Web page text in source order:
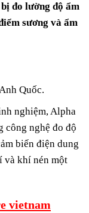
đo lường độ ẩm
sương và ẩm
Quốc.
nghiệm, Alpha
công nghệ đo độ
biến điện dung
và khí nén một
vietnam